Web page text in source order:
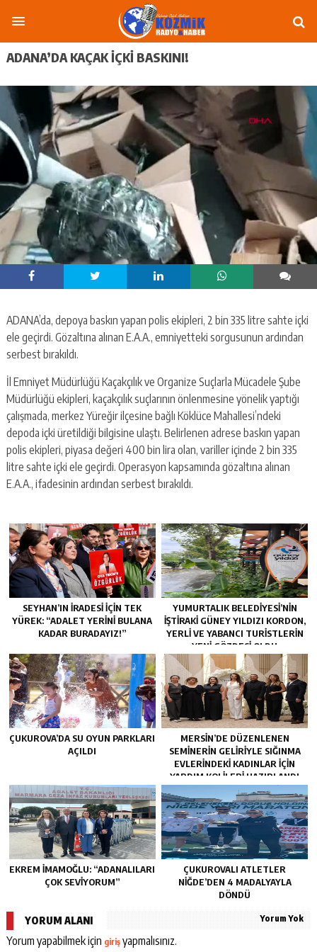
ADANA’DA KAÇAK IÇKI BASKINI!
ADANA’da, depoya baskın yapan polis ekipleri, 2 bin 335 litre sahte içki
ele geçirdi. Gözaltına alınan E.A.A., emniyetteki sorgusunun ardından
serbest bırakıldı.
İl Emniyet Müdürlüğü Kaçakçılık ve Organize Suçlarla Mücadele Şube
Müdürlüğü ekipleri, kaçakçılık suçlarının önlenmesine yönelik yaptığı
çalışmada, merkez Yüreğir ilçesine bağlı Köklüce Mahallesi’ndeki
depoda içki üretildiği bilgisine ulaştı. Belirlenen adrese baskın yapan
polis ekipleri, piyasa değeri 400 bin lira olan, variller içinde 2 bin 335
litre sahte içki ele geçirdi. Operasyon kapsamında gözaltına alınan
E.A.A., ifadesinin ardından serbest bırakıldı.
SEYHAN’IN İRADESİ İÇİN TEK
YÜREK: “ADALET YERİNİ BULANA
KADAR BURADAYIZ!”
YUMURTALIK BELEDIYESI’NIN
IŞTIRAKI GÜNEY YILDIZI KORDON,
YERLI VE YABANCI TURISTLERIN
YENI GÖZDESI OLDU
ÇUKUROVA’DA SU OYUN PARKLARI
AÇILDI
MERSIN’DE DÜZENLENEN
SEMINERIN GELIRIYLE SIĞINMA
EVLERINDEKI KADINLAR IÇIN
YARDIM KOLILERI HAZIRLANDI
EKREM İMAMOĞLU: “ADANALILARI
ÇOK SEVIYORUM”
ÇUKUROVALI ATLETLER
NİĞDE’DEN 4 MADALYAYLA
DÖNDÜ
YORUM ALANI Yorum Yok
Yorum yapabilmek için girişyapmalısınız.